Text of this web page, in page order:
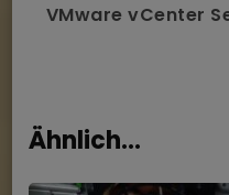
VMware vCenter
Ähnlich...